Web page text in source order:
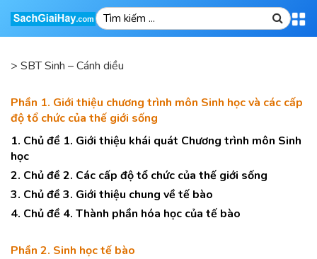
> SBT Sinh – Cánh diều
Phần 1. Giới thiệu chương trình môn Sinh học và các cấp
độ tổ chức của thế giới sống
1. Chủ đề 1. Giới thiệu khái quát Chương trình môn Sinh
học
2. Chủ đề 2. Các cấp độ tổ chức của thế giới sống
3. Chủ đề 3. Giới thiệu chung về tế bào
4. Chủ đề 4. Thành phần hóa học của tế bào
Phần 2. Sinh học tế bào